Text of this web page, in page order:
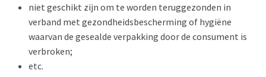
niet geschikt zijn om te worden teruggezonden in
verband met gezondheidsbescherming of hygiëne
waarvan de gesealde verpakking door de consument is
verbroken;
etc.